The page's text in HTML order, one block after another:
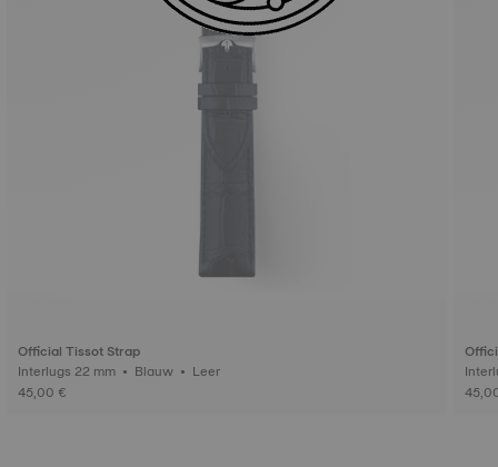
Official Tissot Strap
Interlugs 22 mm • Blauw • Leer
45,00 €